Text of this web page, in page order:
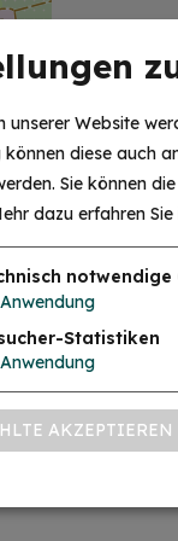
91757
unserer Website
können diese auch
Sie können
dazu erfahren Sie
notwendige
Anwendung
Statistiken
Anwendung
AKZEPTIEREN